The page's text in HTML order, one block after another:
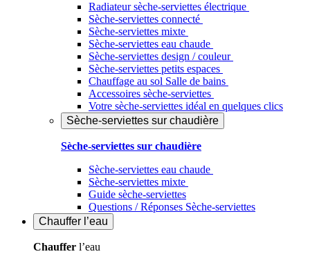
Radiateur sèche-serviettes électrique
Sèche-serviettes connecté
Sèche-serviettes mixte
Sèche-serviettes eau chaude
Sèche-serviettes design / couleur
Sèche-serviettes petits espaces
Chauffage au sol Salle de bains
Accessoires sèche-serviettes
Votre sèche-serviettes idéal en quelques clics
Sèche-serviettes sur chaudière
Sèche-serviettes sur chaudière
Sèche-serviettes eau chaude
Sèche-serviettes mixte
Guide sèche-serviettes
Questions / Réponses Sèche-serviettes
Chauffer l’eau
Chauffer l’eau